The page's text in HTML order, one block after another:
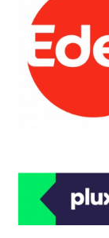
morava?nebo